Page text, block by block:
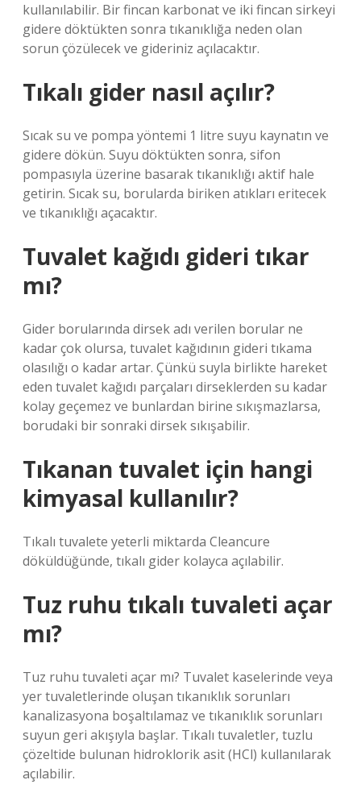
kullanılabilir. Bir fincan karbonat ve iki fincan sirkeyi
gidere döktükten sonra tıkanıklığa neden olan
sorun çözülecek ve gideriniz açılacaktır.
Tıkalı gider nasıl açılır?
Sıcak su ve pompa yöntemi 1 litre suyu kaynatın ve
gidere dökün. Suyu döktükten sonra, sifon
pompasıyla üzerine basarak tıkanıklığı aktif hale
getirin. Sıcak su, borularda biriken atıkları eritecek
ve tıkanıklığı açacaktır.
Tuvalet kağıdı gideri tıkar
mı?
Gider borularında dirsek adı verilen borular ne
kadar çok olursa, tuvalet kağıdının gideri tıkama
olasılığı o kadar artar. Çünkü suyla birlikte hareket
eden tuvalet kağıdı parçaları dirseklerden su kadar
kolay geçemez ve bunlardan birine sıkışmazlarsa,
borudaki bir sonraki dirsek sıkışabilir.
Tıkanan tuvalet için hangi
kimyasal kullanılır?
Tıkalı tuvalete yeterli miktarda Cleancure
döküldüğünde, tıkalı gider kolayca açılabilir.
Tuz ruhu tıkalı tuvaleti açar
mı?
Tuz ruhu tuvaleti açar mı? Tuvalet kaselerinde veya
yer tuvaletlerinde oluşan tıkanıklık sorunları
kanalizasyona boşaltılamaz ve tıkanıklık sorunları
suyun geri akışıyla başlar. Tıkalı tuvaletler, tuzlu
çözeltide bulunan hidroklorik asit (HCl) kullanılarak
açılabilir.